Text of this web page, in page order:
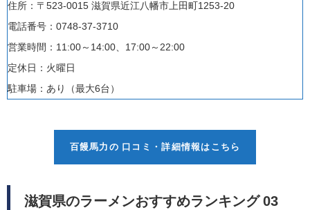
住所：〒523-0015 滋賀県近江八幡市上田町1253-20
電話番号：0748-37-3710
営業時間：11:00 ～14:00、 17:00～22:00
定休日： 火曜日
駐車場：あり（最大6台 ）
百饅馬力の 口コミ・詳細情報はこちら
滋賀県のラーメンおすすめランキング 03